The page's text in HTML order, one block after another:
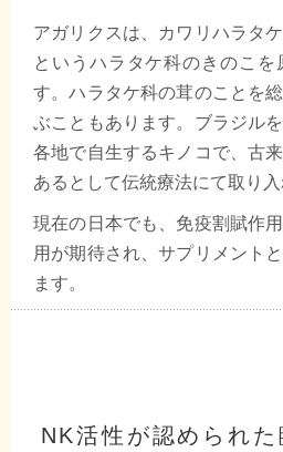
アガリクスは、カワリハラタ
というハラタケ科のきのこ
す。ハラタケ科の茸のことを
ぶこともあります。ブラジル
各地で自生するキノコで、古
あるとして伝統療法にて取り入
現在の日本でも、免疫割賦作
用が期待され、サプリメント
ます。
NK活性が認められ